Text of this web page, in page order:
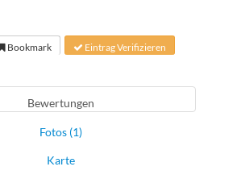
Bookmark Eintrag Verifizieren
Bewertungen
Fotos (1)
Karte